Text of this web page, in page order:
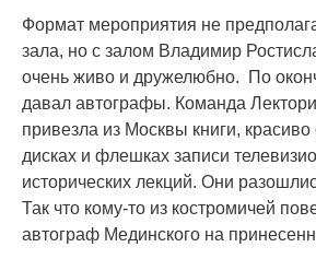
Формат мероприятия не
зала, но с залом Владимир
очень живо и дружелюбно. По
давал автографы. Команда
привезла из Москвы книги,
дисках и флешках записи
исторических лекций. Они
Так что кому-то из костромичей
автограф Мединского на